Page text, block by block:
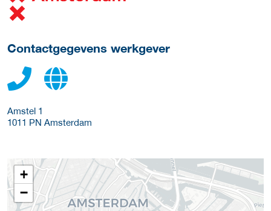
Contactgegevens werkgever
Amstel 1
1011 PN Amsterdam
+
−